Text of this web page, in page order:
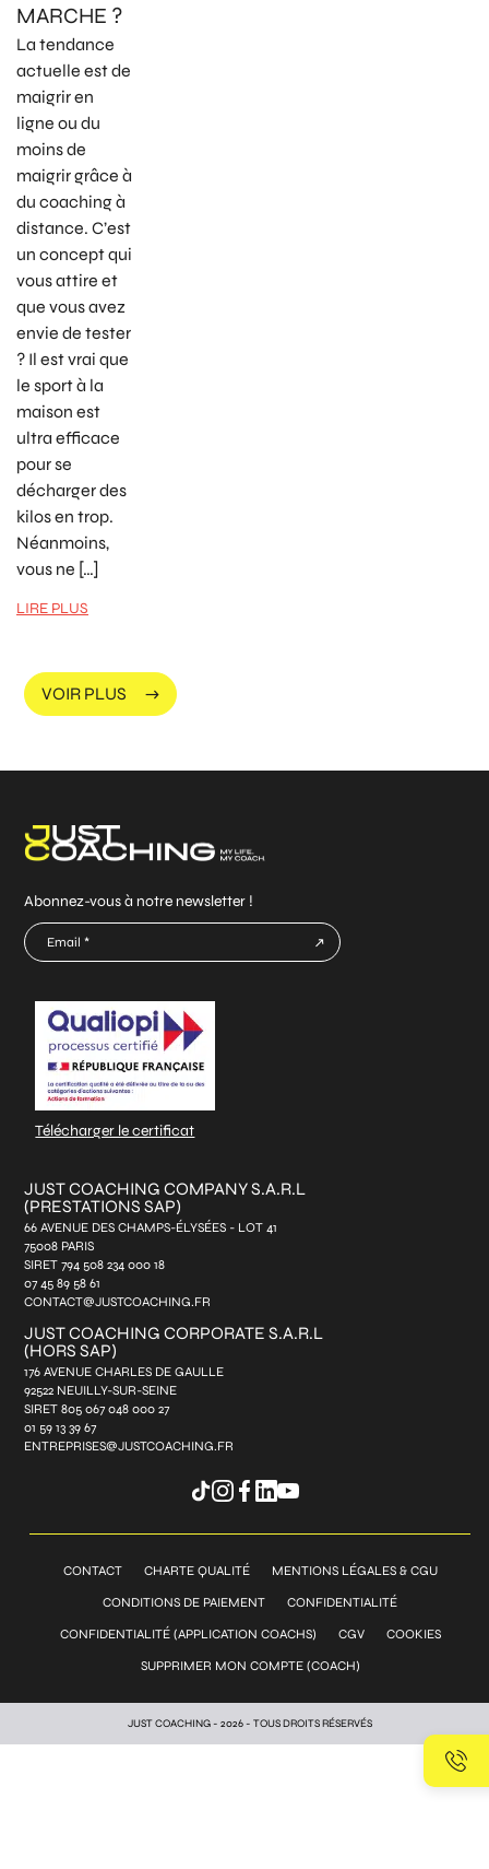
MARCHE ?
La tendance
actuelle est de
maigrir en
ligne ou du
moins de
maigrir grâce à
du coaching à
distance. C’est
un concept qui
vous attire et
que vous avez
envie de tester
? Il est vrai que
le sport à la
maison est
ultra efficace
pour se
décharger des
kilos en trop.
Néanmoins,
vous ne […]
LIRE PLUS
VOIR PLUS
Abonnez-vous à notre newsletter !
E-
mail
*
Télécharger le certificat
JUST COACHING COMPANY S.A.R.L
(PRESTATIONS SAP)
66 AVENUE DES CHAMPS-ÉLYSÉES - LOT 41
75008 PARIS
SIRET 794 508 234 000 18
07 45 89 58 61
CONTACT@JUSTCOACHING.FR
JUST COACHING CORPORATE S.A.R.L
(HORS SAP)
176 AVENUE CHARLES DE GAULLE
92522 NEUILLY-SUR-SEINE
SIRET 805 067 048 000 27
01 59 13 39 67
ENTREPRISES@JUSTCOACHING.FR
CONTACT CHARTE QUALITÉ MENTIONS LÉGALES & CGU
CONDITIONS DE PAIEMENT CONFIDENTIALITÉ
CONFIDENTIALITÉ (APPLICATION COACHS) CGV COOKIES
SUPPRIMER MON COMPTE (COACH)
JUST COACHING - 2026 - TOUS DROITS RÉSERVÉS